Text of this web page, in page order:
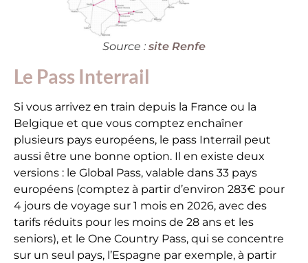
Source :site Renfe
Le Pass Interrail
Si vous arrivez en train depuis la France ou la
Belgique et que vous comptez enchaîner
plusieurs pays européens, le pass Interrail peut
aussi être une bonne option. Il en existe deux
versions : le Global Pass, valable dans 33 pays
européens (comptez à partir d’environ 283€ pour
4 jours de voyage sur 1 mois en 2026, avec des
tarifs réduits pour les moins de 28 ans et les
seniors), et le One Country Pass, qui se concentre
sur un seul pays, l’Espagne par exemple, à partir